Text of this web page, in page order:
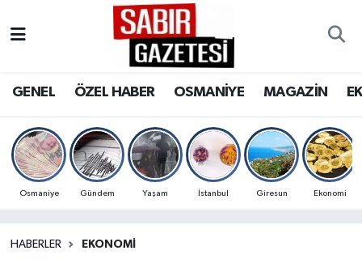
GENEL ÖZEL HABER OSMANİYE MAGAZİN
Osmaniye Gündem Yaşam İstanbul Giresun Ekonomi
HABERLER EKONOMI
OSMANİYE
MAGAZİN
Osmaniye Nöbetçi Eczaneler
Osmaniye Trafik Yoğunluk Haritası
Süper Lig Puan Durumu ve Fikstür